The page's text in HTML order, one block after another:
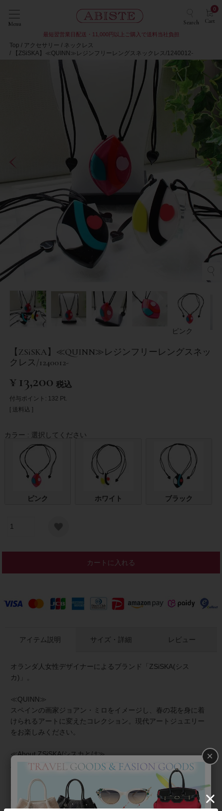
Menu Search Cart
0
最短翌営業日配送・11,000円以上ご購入で送料当社負担
Top アクセサリー
ネックレス
【ZSiSKA】≪QUINN≫レジンフリーレングスネックレス/1240012-
ピンク
【ZSiSKA】≪QUINN≫レジンフリーレングスネッ
クレス/1240012-
¥13,200 税込
付与ポイント: 132 Pt.
送料込
カラー 選択してください
ピンク ホワイト ブラック
カートに入れる
アイテム説明
オランダ人女性デザイナーによるブランド「ZSiSKA(シス
カ)」。
≪QUINN≫
スペインの画家ジョアン・ミロをイメージし、春の花を身に着
けられるアートに変えたコレクション。現代アートジュエリー
をお楽しみください。
≪About ZSiSKA/シスカとは≫
上質な樹脂、ポリエステルレジンの特性を活かし、ガラスのよ
うな質感を再現しつつも、軽くてつけやすいことで人気を博し
ています。肌に触れる部分に金属を使用していないため、アレ
ルギーの方でも安心してお使いいただけます。
サイズ・詳細 レビュー
×